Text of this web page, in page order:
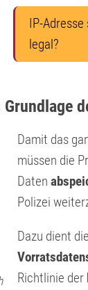
IP-
legal?
Damit das
müssen die
Daten
Polizei
Dazu dient
Richtlinie der